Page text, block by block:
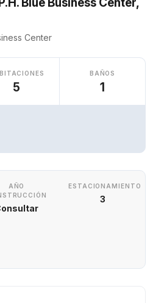
Center
5
BAÑOS
1
AÑO
ESTACIONAMIENTO
3